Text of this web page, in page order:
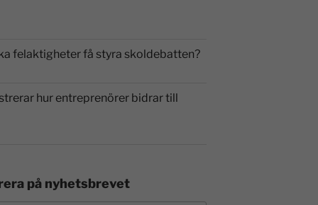
felaktigheter få styra skoldebatten?
hur entreprenörer bidrar till
på nyhetsbrevet